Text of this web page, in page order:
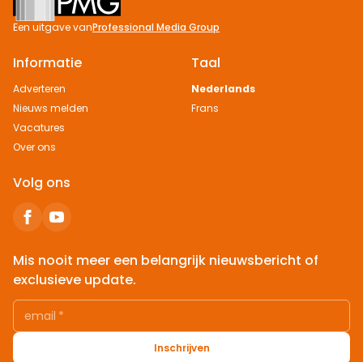
Een uitgave vanProfessional Media Group
Informatie
Adverteren
Nieuws melden
Vacatures
Over ons
Taal
Nederlands
Frans
Volg ons
Mis nooit meer een belangrijk nieuwsbericht of
exclusieve update.
email *
Inschrijven